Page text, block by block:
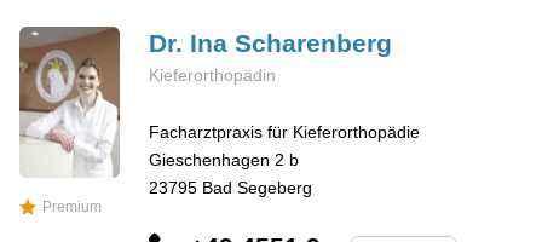
Premium
Dr. InaScharenberg
Kieferorthopädin
Facharztpraxis für Kieferorthopädie
Gieschenhagen 2 b
23795 Bad Segeberg